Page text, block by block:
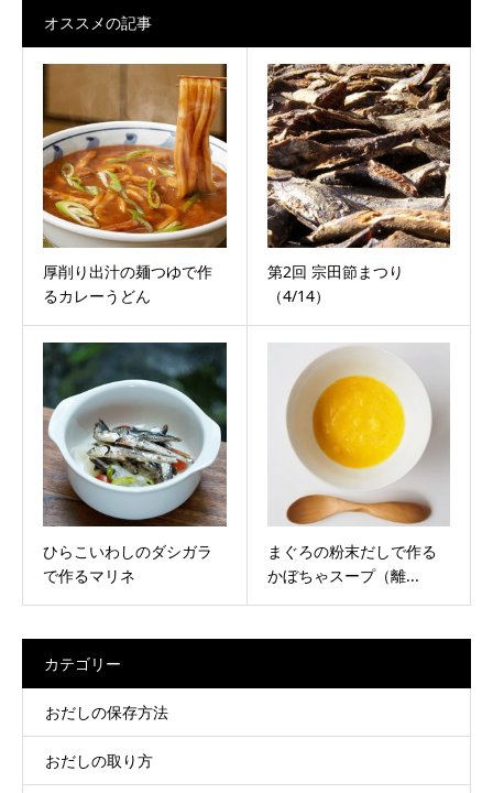
オススメの記事
厚削り出汁の麺つゆで作
るカレーうどん
第2回 宗田節まつり
（4/14）
ひらこいわしのダシガラ
で作るマリネ
まぐろの粉末だしで作る
かぼちゃスープ（離...
カテゴリー
おだしの保存方法
おだしの取り方